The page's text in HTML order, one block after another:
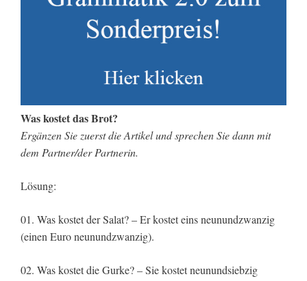
Was kostet das Brot?
Ergänzen Sie zuerst die Artikel und sprechen Sie dann mit
dem Partner/der Partnerin.
Lösung:
01. Was kostet der Salat? – Er kostet eins neunundzwanzig
(einen Euro neunundzwanzig).
02. Was kostet die Gurke? – Sie kostet neunundsiebzig